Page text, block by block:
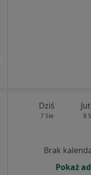
Dziś
7 Sie 8
Brak
Pokaż